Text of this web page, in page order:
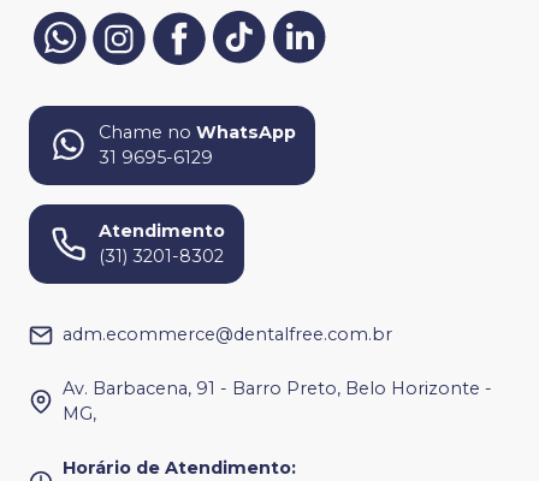
Chame no WhatsApp
31 9695-6129
Atendimento
(31) 3201-8302
adm.ecommerce@dentalfree.com.br
Av. Barbacena, 91 - Barro Preto, Belo Horizonte -
MG,
Horário de Atendimento: